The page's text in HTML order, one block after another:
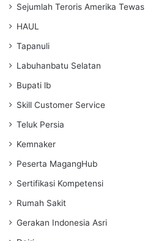
Sejumlah Teroris Amerika Tewas
HAUL
Tapanuli
Labuhanbatu Selatan
Bupati lb
Skill Customer Service
Teluk Persia
Kemnaker
Peserta MagangHub
Sertifikasi Kompetensi
Rumah Sakit
Gerakan Indonesia Asri